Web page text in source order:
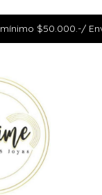
$50.000.-/